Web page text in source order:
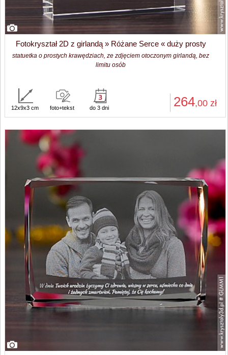
Fotokryształ 2D z girlandą » Różane Serce « duży prosty
statuetka o prostych krawędziach, ze zdjęciem otoczonym girlandą, bez
limitu osób
264,00 zł
12x9x3 cm foto+tekst do 3 dni